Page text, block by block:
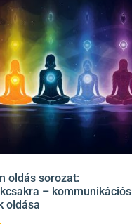
oldás sorozat:
– kommunikációs
oldása